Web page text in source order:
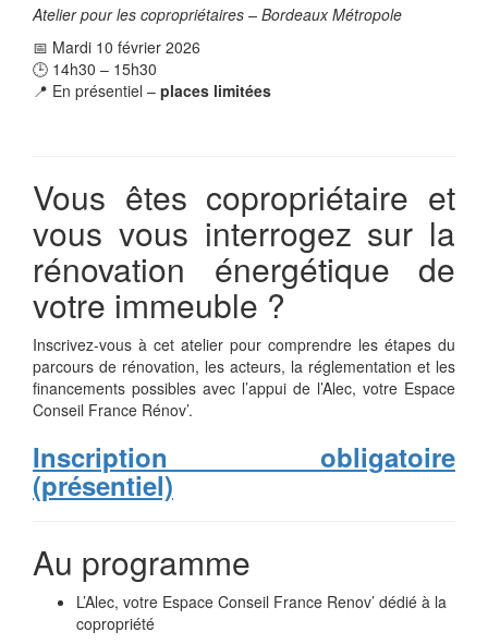
Atelier pour les copropriétaires – Bordeaux Métropole
📅 Mardi 10 février 2026
🕒 14h30 – 15h30
📍 En présentiel – places limitées
Vous êtes copropriétaire et
vous vous interrogez sur la
rénovation énergétique de
votre immeuble ?
Inscrivez-vous à cet atelier pour comprendre les étapes du
parcours de rénovation, les acteurs, la réglementation et les
financements possibles avec l’appui de l’Alec, votre Espace
Conseil France Rénov’.
Inscription obligatoire
(présentiel)
Au programme
L’Alec, votre Espace Conseil France Renov’ dédié à la
copropriété